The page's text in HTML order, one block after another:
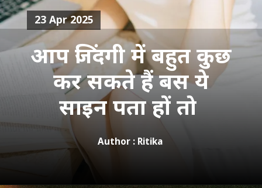
आप जिंदगी में बहुत कुछ
कर सकते हैं बस ये
साइन पता हों तो
23 Apr 2025
Author : Ritika